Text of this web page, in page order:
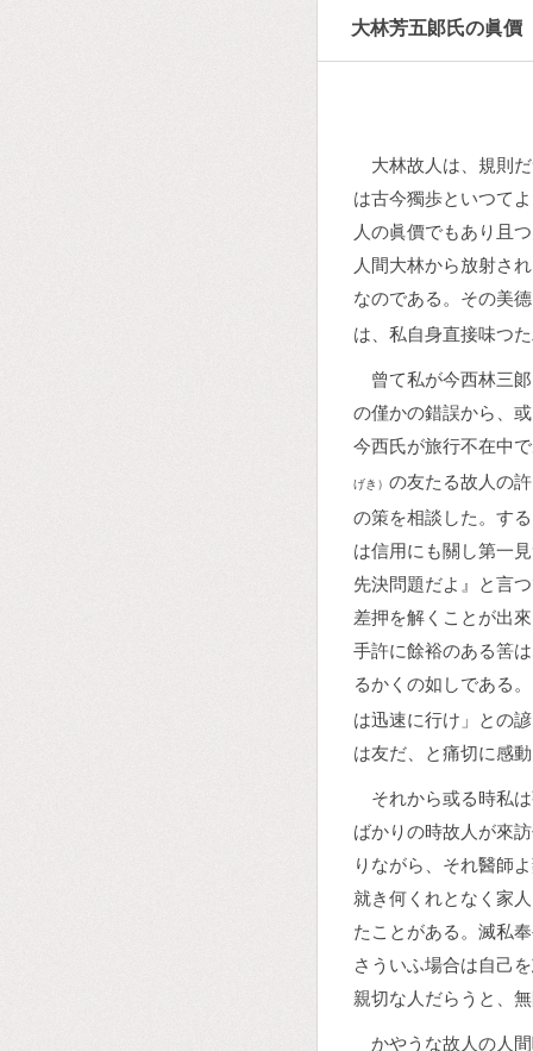
大林芳五郞氏の眞價
大林故人は、規則
は古今獨歩といつて
人の眞價でもあり且
人間大林から放射さ
なのである。その美
は、私自身直接味つ
曾て私が今西林三
の僅かの錯誤から、
今西氏が旅行不在中
げき） の友たる故人の
の策を相談した。す
は信用にも關し第一
先決問題だよ』と言
差押を解くことが出
手許に餘裕のある筈
るかくの如しである
は迅速に行け」との
は友だ、と痛切に感
それから或る時私
ばかりの時故人が來
りながら、それ醫師
就き何くれとなく家
たことがある。滅私
さういふ場合は自己
親切な人だらうと、
かやうな故人の人